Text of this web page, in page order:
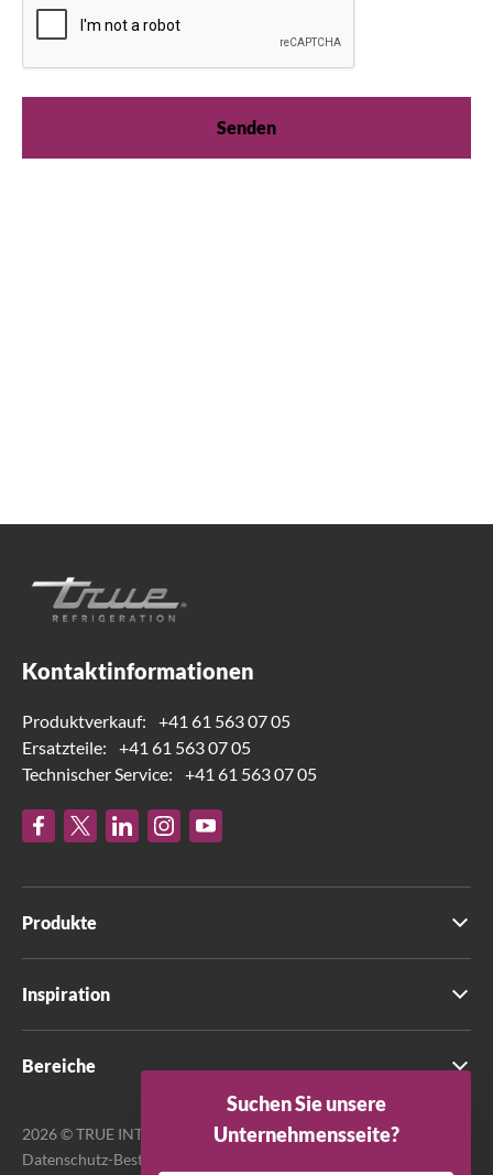
Kontaktinformationen
Produktverkauf:
+41 61 563 07 05
Ersatzteile:
+41 61 563 07 05
Technischer Service:
+41 61 563 07 05
Produkte
Inspiration
Bereiche
2026 © TRUE INTERNATIONAL GmbH. Alle Rechte vorbehalten.
Datenschutz-Bestimmungen
Suchen Sie unsere
Unternehmensseite?